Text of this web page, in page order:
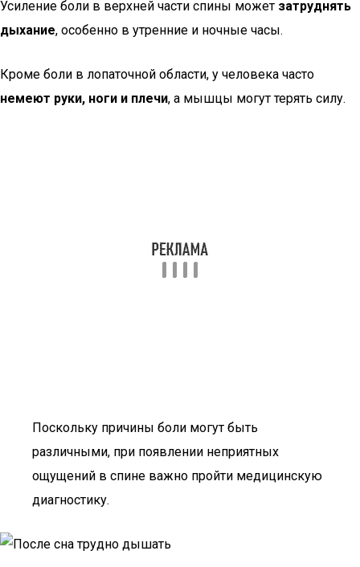
Усиление боли в верхней части спины может затруднять
дыхание, особенно в утренние и ночные часы.
Кроме боли в лопаточной области, у человека часто
немеют руки, ноги и плечи, а мышцы могут терять силу.
Поскольку причины боли могут быть
различными, при появлении неприятных
ощущений в спине важно пройти медицинскую
диагностику.